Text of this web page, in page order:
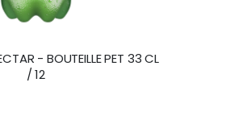
- BOUTEILLE PET 33 CL
/ 12